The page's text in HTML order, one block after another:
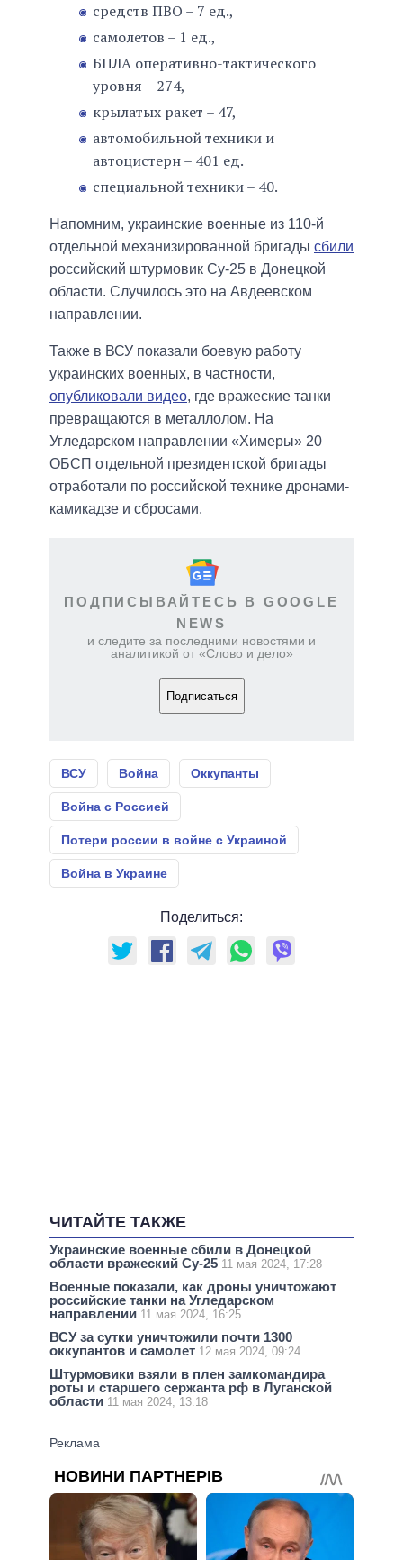
средств ПВО – 7 ед.,
самолетов – 1 ед.,
БПЛА оперативно-тактического
уровня – 274,
крылатых ракет – 47,
автомобильной техники и
автоцистерн – 401 ед.
специальной техники – 40.
Напомним, украинские военные из 110-й
отдельной механизированной бригады сбили
российский штурмовик Су-25 в Донецкой
области. Случилось это на Авдеевском
направлении.
Также в ВСУ показали боевую работу
украинских военных, в частности,
опубликовали видео, где вражеские танки
превращаются в металлолом. На
Угледарском направлении «Химеры» 20
ОБСП отдельной президентской бригады
отработали по российской технике дронами-
камикадзе и сбросами.
ПОДПИСЫВАЙТЕСЬ В GOOGLE
NEWS
и следите за последними новостями и
аналитикой от «Слово и дело»
Подписаться
ВСУ Война Оккупанты
Война с Россией
Потери россии в войне с Украиной
Война в Украине
Поделиться:
ЧИТАЙТЕ ТАКЖЕ
Украинские военные сбили в Донецкой
области вражеский Су-25 11 мая 2024, 17:28
Военные показали, как дроны уничтожают
российские танки на Угледарском
направлении 11 мая 2024, 16:25
ВСУ за сутки уничтожили почти 1300
оккупантов и самолет 12 мая 2024, 09:24
Штурмовики взяли в плен замкомандира
роты и старшего сержанта рф в Луганской
области 11 мая 2024, 13:18